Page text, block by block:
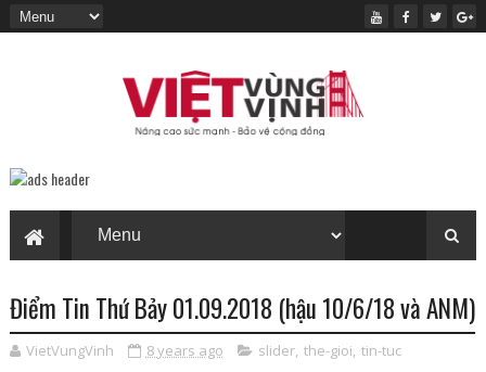
Điểm Tin Thứ Bảy 01.09.2018 (hậu 10/6/18 và ANM)
VietVungVinh 8 years ago slider, the-gioi, tin-tuc